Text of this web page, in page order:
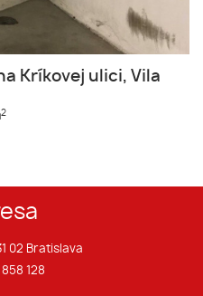
Kríkovej ulici, Vila
2
02 Bratislava
858 128